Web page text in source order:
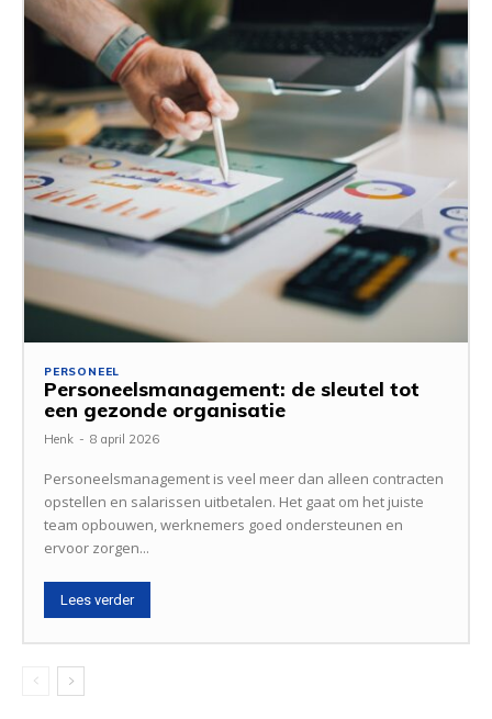
PERSONEEL
Personeelsmanagement: de sleutel tot
een gezonde organisatie
Henk - 8 april 2026
Personeelsmanagement is veel meer dan alleen contracten
opstellen en salarissen uitbetalen. Het gaat om het juiste
team opbouwen, werknemers goed ondersteunen en
ervoor zorgen...
Lees verder